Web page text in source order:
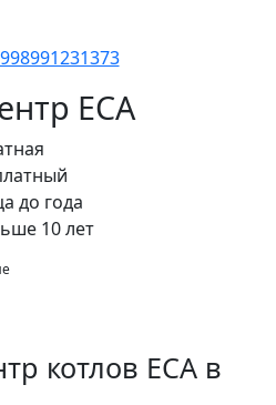
ECA
до года
10 лет
котлов ECA в